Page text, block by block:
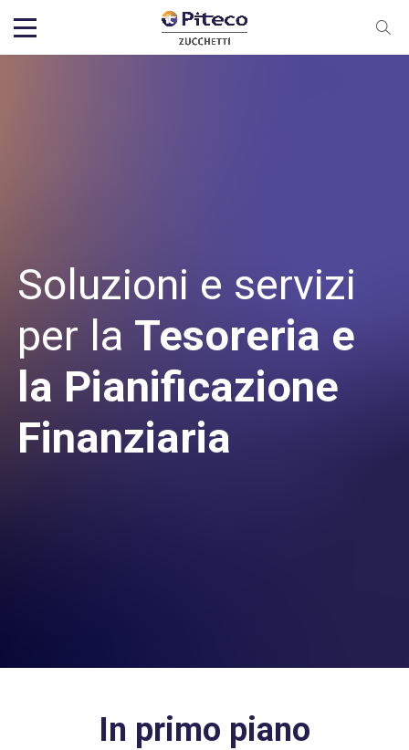
Soluzioni e servizi
per la Tesoreria e
la Pianificazione
Finanziaria
In primo piano